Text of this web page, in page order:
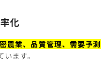
化
農業、品質管理、需要予測
ます。